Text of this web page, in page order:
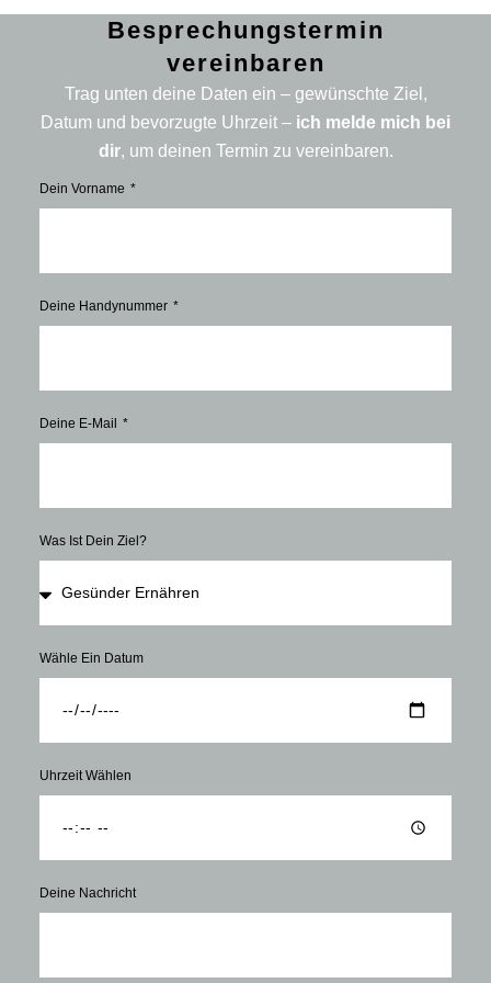
Besprechungstermin
vereinbaren
Trag unten deine Daten ein – gewünschte Ziel,
Datum und bevorzugte Uhrzeit – ich melde mich bei
dir, um deinen Termin zu vereinbaren.
Dein Vorname
Deine Handynummer
Deine E-Mail
Was Ist Dein Ziel?
Wähle Ein Datum
Uhrzeit Wählen
Deine Nachricht